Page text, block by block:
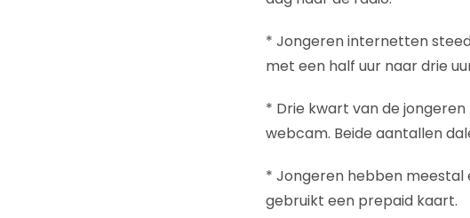
* Jongeren internetten
met een half uur naar drie
* Drie kwart van de
webcam. Beide aantallen
* Jongeren hebben
gebruikt een prepaid kaart.